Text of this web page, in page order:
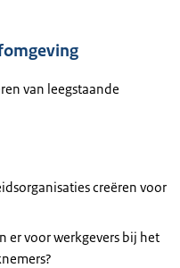
van leegstaande
creëren voor
er voor werkgevers bij het